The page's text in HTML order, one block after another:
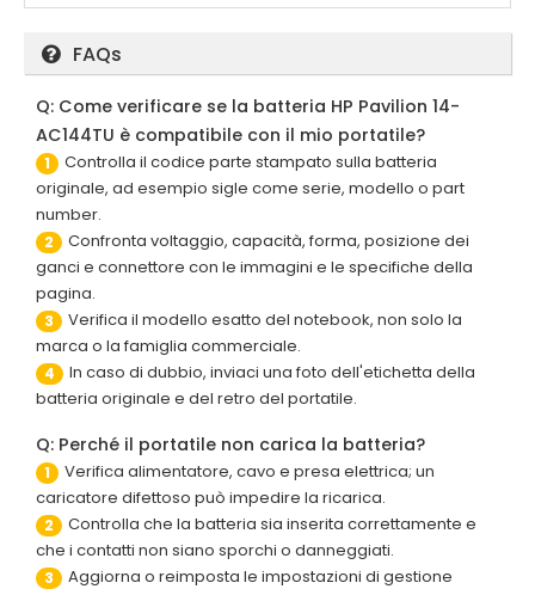
FAQs
Q: Come verificare se la batteria HP Pavilion 14-
AC144TU è compatibile con il mio portatile?
1
Controlla il codice parte stampato sulla batteria
originale, ad esempio sigle come serie, modello o part
number.
2
Confronta voltaggio, capacità, forma, posizione dei
ganci e connettore con le immagini e le specifiche della
pagina.
3
Verifica il modello esatto del notebook, non solo la
marca o la famiglia commerciale.
4
In caso di dubbio, inviaci una foto dell'etichetta della
batteria originale e del retro del portatile.
Q: Perché il portatile non carica la batteria?
1
Verifica alimentatore, cavo e presa elettrica; un
caricatore difettoso può impedire la ricarica.
2
Controlla che la batteria sia inserita correttamente e
che i contatti non siano sporchi o danneggiati.
3
Aggiorna o reimposta le impostazioni di gestione